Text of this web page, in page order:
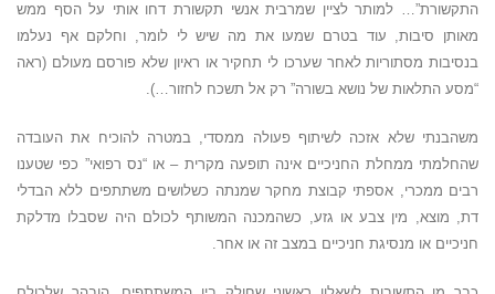
התקשורת”… למותר לציין שמרבית אנשי תקשורת דחו אותי על הסף ממש
מאותן סיבות, עוד בטרם שמעו את מה שיש לי לומר, וחלקם אף נעלמו
בנסיבות מסתוריות לאחר שערכו לי תחקיר או ראיון שלא פורסם מעולם (ראה
“מסע התלאות של נושא בשורה” רק אל תשכח לחזור…).
משהבנתי שלא אזכה לשיתוף פעולה ממסדי, במטרה להוכיח את העובדה
שהחלמתי ממחלת החניכיים אינה תופעה מקרית – או “נס רפואי” כפי שטענו
רבים ממכרי, אספתי קבוצת מחקר שמנתה כשלושים משתתפים ללא הבדלי
דת, מוצא, מין צבע או גזע, כשהמכנה המשותף לכולם היה שסבלו מדלקת
חניכיים או מנסיגת חניכיים במצב זה או אחר.